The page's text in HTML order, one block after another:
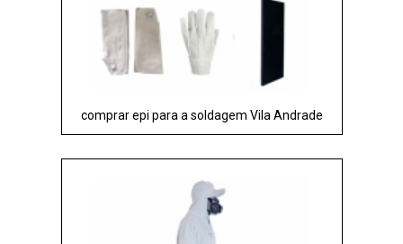
comprar epi para a soldagem Vila Andrade